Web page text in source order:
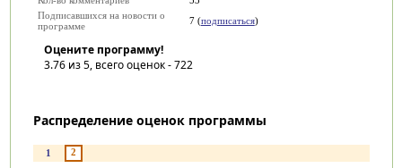
Подписавшихся на новости о
программе
7 (подписаться)
Оцените программу!
3.76из 5, всего оценок -722
Распределение оценок программы
1 2